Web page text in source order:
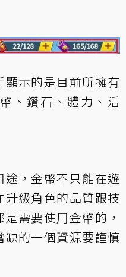
顯示的是目前所擁有
、鑽石、體力、活
，金幣不只能在遊
級角色的品質跟技
需要使用金幣的，
的一個資源要謹慎